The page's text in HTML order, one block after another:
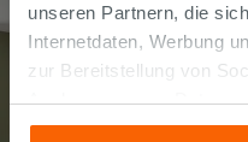
unseren Partnern, die
Internetdaten, Werbung
zur Bereitstellung von
Analyse unseres
anderen Informationen,